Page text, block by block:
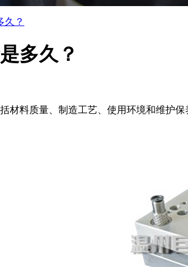
久？
多久？
材料质量、制造工艺、使用环境和维护